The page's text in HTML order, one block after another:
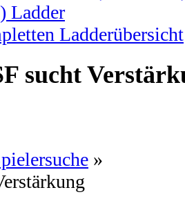
Ladder
Ladderübersicht
sucht
»